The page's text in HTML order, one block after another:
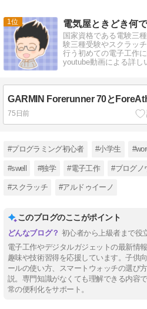
1
国家資格である電験三
験三種受験やスクラッ
行う初めての電子工作
youtube動画による詳し
75日前
#プログラミング初心者 #小学生
#swell #独学 #電子工作 #ブログノ
#スクラッチ #アルドゥイーノ
このブログのここがポイント
初心者から上級者まで役
電子工作やデジタルガジェットの最新情
趣味や技術習得を応援しています。子供
ールの使い方、スマートウォッチの選び
説。専門知識がなくても理解できる内容
常の便利化をサポート。